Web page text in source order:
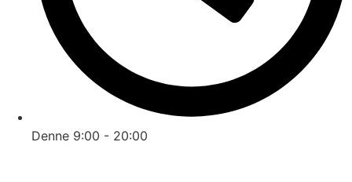
Denne 9:00 - 20:00